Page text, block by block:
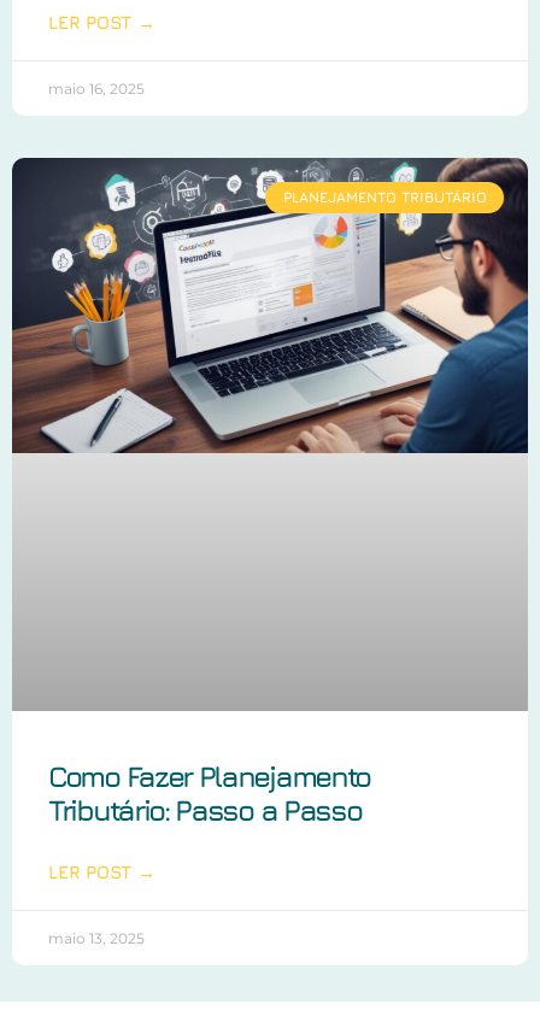
LER POST →
maio 16, 2025
PLANEJAMENTO TRIBUTÁRIO
Como Fazer Planejamento
Tributário: Passo a Passo
LER POST →
maio 13, 2025